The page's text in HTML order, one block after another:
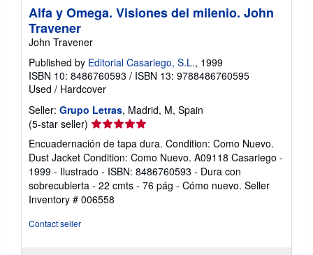
Alfa y Omega. Visiones del milenio. John
Travener
John Travener
Published by Editorial Casariego, S.L., 1999
ISBN 10: 8486760593 / ISBN 13: 9788486760595
Used / Hardcover
Seller: Grupo Letras, Madrid, M, Spain
(5-star seller) Seller
rating
5
out
of
stars
Encuadernación de tapa dura. Condition: Como Nuevo.
Dust Jacket Condition: Como Nuevo. A09118 Casariego -
1999 - Ilustrado - ISBN: 8486760593 - Dura con
sobrecubierta - 22 cmts - 76 pág - Cómo nuevo. Seller
Inventory # 006558
Contact seller